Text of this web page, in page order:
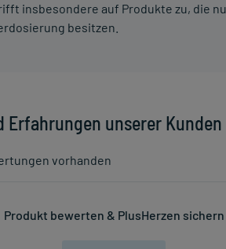
insbesondere auf Produkte zu, die
besitzen.
unserer Kunden
vorhanden
Produkt bewerten & PlusHerzen sichern